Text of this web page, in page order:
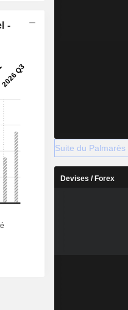
-
Suite du Palmarès
Devises / Forex